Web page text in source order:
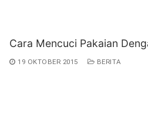
Cara Mencuci Pakaian
19 OKTOBER 2015 BERITA